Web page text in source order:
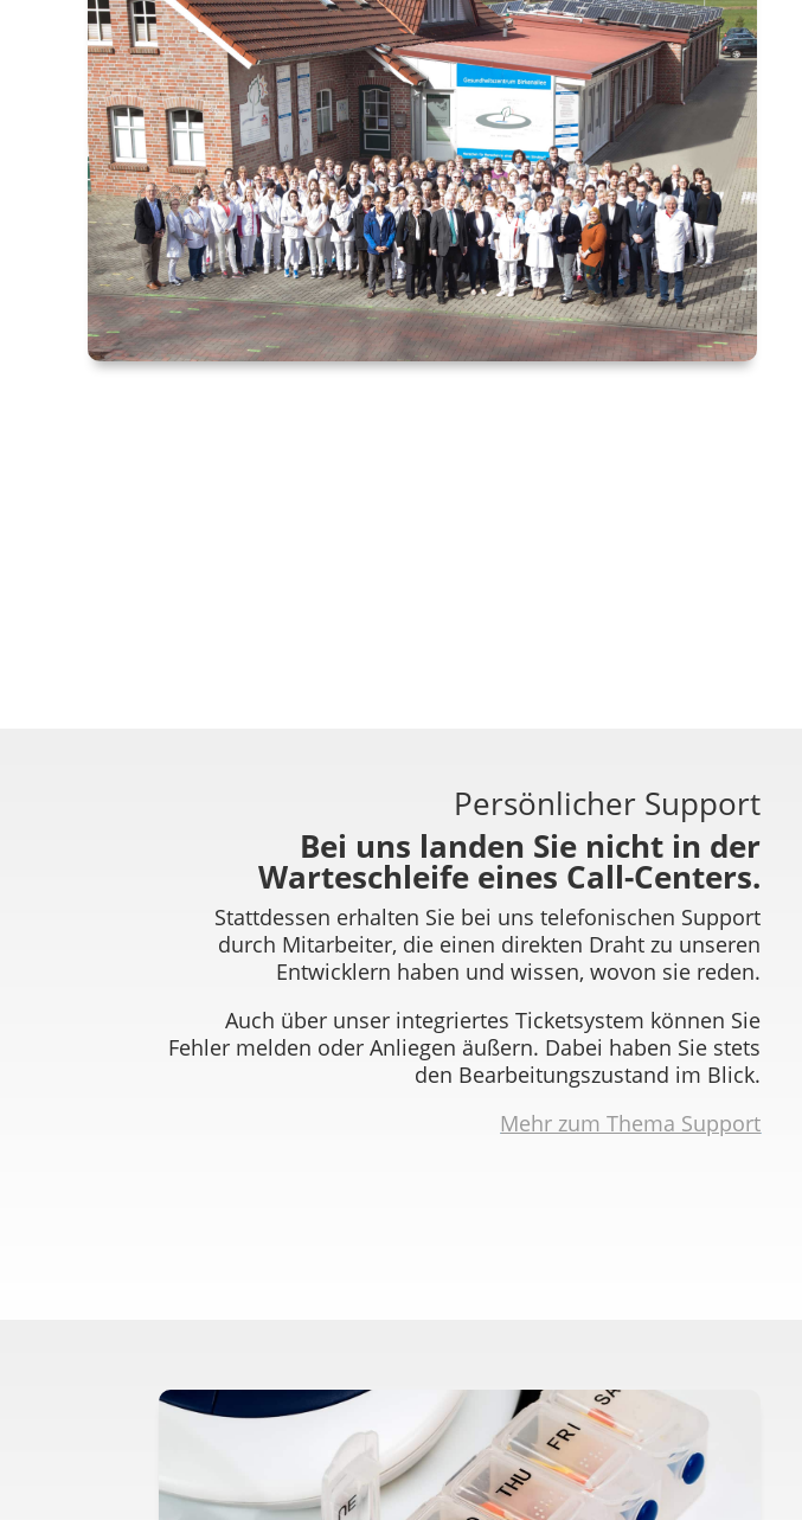
Persönlicher Support
Bei uns landen Sie nicht in der
Warteschleife eines Call-Centers.
Stattdessen erhalten Sie bei uns telefonischen Support
durch Mitarbeiter, die einen direkten Draht zu unseren
Entwicklern haben und wissen, wovon sie reden.
Auch über unser integriertes Ticketsystem können Sie
Fehler melden oder Anliegen äußern. Dabei haben Sie stets
den Bearbeitungszustand im Blick.
Mehr zum Thema Support